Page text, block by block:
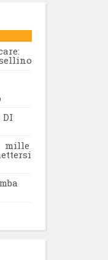
DI
mille